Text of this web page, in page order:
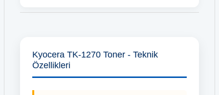
Kyocera TK-1270 Toner - Teknik
Özellikleri